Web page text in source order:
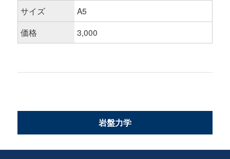
ョ
ン
サイズ
A5
価格
3,000
岩盤力学